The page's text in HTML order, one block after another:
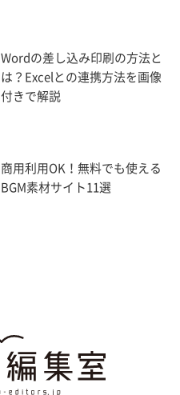
Wordの差し込み印刷の方法と
は？Excelとの連携方法を画像
付きで解説
商用利用OK！無料でも使える
BGM素材サイト11選